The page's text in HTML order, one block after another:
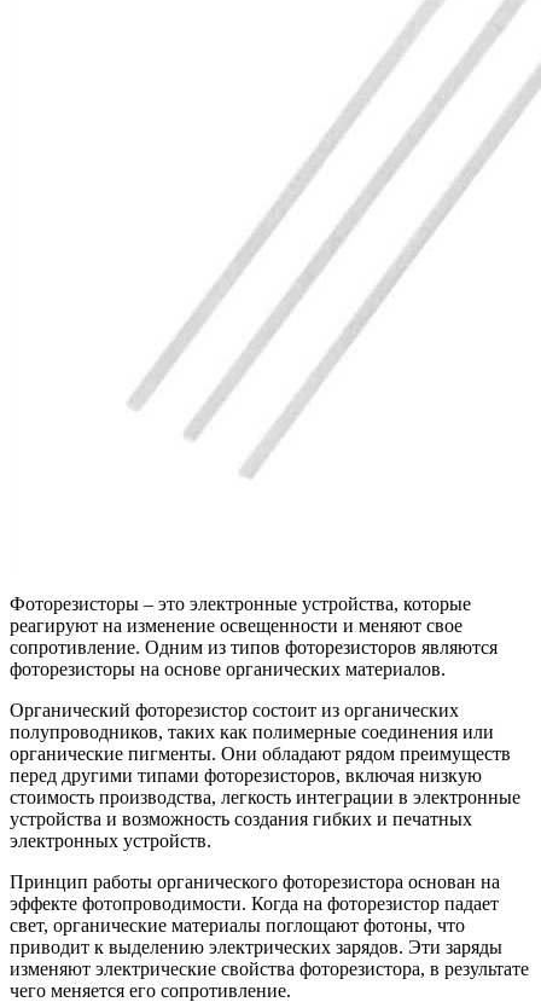
Фоторезисторы – это электронные устройства, которые
реагируют на изменение освещенности и меняют свое
сопротивление. Одним из типов фоторезисторов являются
фоторезисторы на основе органических материалов.
Органический фоторезистор состоит из органических
полупроводников, таких как полимерные соединения или
органические пигменты. Они обладают рядом преимуществ
перед другими типами фоторезисторов, включая низкую
стоимость производства, легкость интеграции в электронные
устройства и возможность создания гибких и печатных
электронных устройств.
Принцип работы органического фоторезистора основан на
эффекте фотопроводимости. Когда на фоторезистор падает
свет, органические материалы поглощают фотоны, что
приводит к выделению электрических зарядов. Эти заряды
изменяют электрические свойства фоторезистора, в результате
чего меняется его сопротивление.